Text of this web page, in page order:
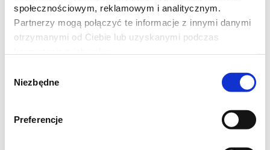
społecznościowym, reklamowym i analitycznym.
Partnerzy mogą połączyć te informacje z innymi danymi
otrzymanymi od Ciebie lub uzyskanymi podczas
zgody
Niezbędne
Preferencje